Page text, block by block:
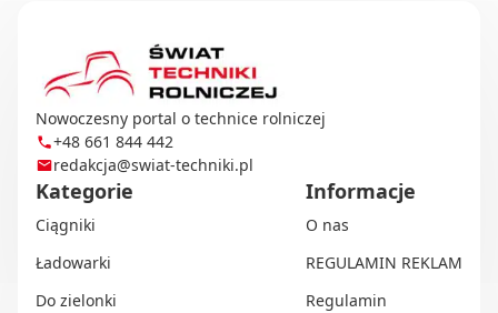
Nowoczesny portal o technice rolniczej
+48 661 844 442
redakcja@swiat-techniki.pl
Kategorie
Ciągniki
Ładowarki
Do zielonki
Informacje
O nas
REGULAMIN REKLAM
Regulamin